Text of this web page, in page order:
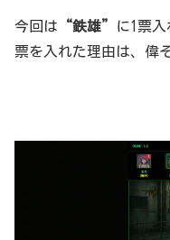
今回は “鉄雄”
に1票入
票を入れた理由は、偉